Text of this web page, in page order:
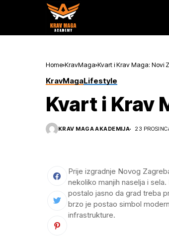
Home KravMaga Kvart i Krav Maga: Novi
KravMagaLifestyle
Kvart i Krav
KRAV MAGA AKADEMIJA 23
Prije izgradnje Novog
nekoliko manjih naselja i
postalo jasno da grad treba
brzo je postao simbol
infrastrukture.